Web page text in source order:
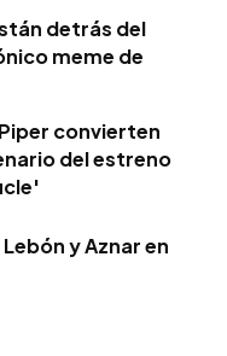
detrás del
meme de
convierten
del estreno
y Aznar en